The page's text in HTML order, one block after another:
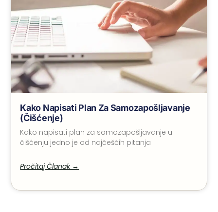
Kako Napisati Plan Za Samozapošljavanje
(čišćenje)
Kako napisati plan za samozapošljavanje u
čišćenju jedno je od najčešćih pitanja
Pročitaj Članak →